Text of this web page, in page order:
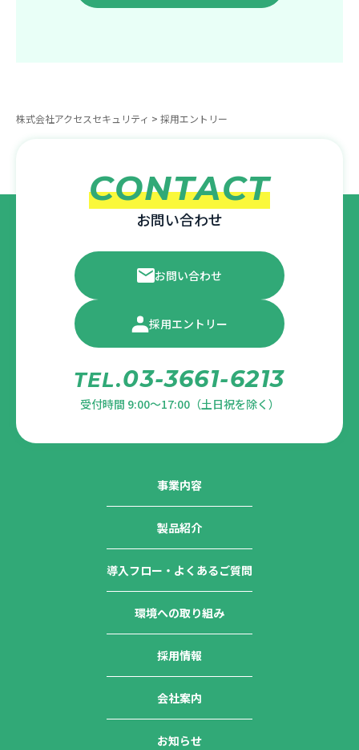
株式会社アクセスセキュリティ > 採用エントリー
CONTACT
お問い合わせ
お問い合わせ
採用エントリー
TEL.03-3661-6213
受付時間 9:00～17:00（土日祝を除く）
事業内容
製品紹介
導入フロー・よくあるご質問
環境への取り組み
採用情報
会社案内
お知らせ